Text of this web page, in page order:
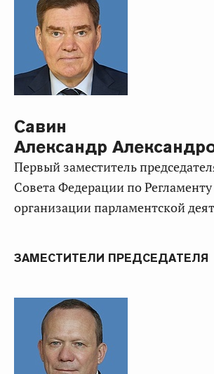
Савин
Александр
Первый заместитель председателя Комитета
Совета Федерации по
организации парламентской
ЗАМЕСТИТЕЛИ ПРЕДСЕДАТЕЛЯ